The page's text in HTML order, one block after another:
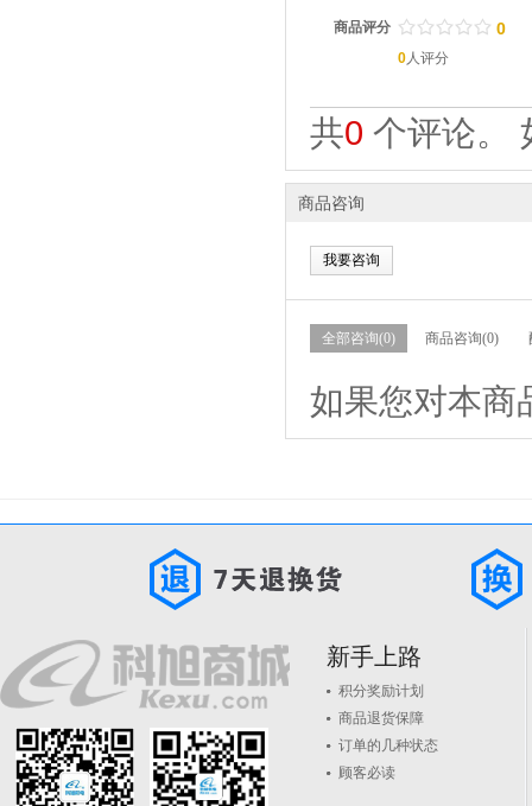
商品评分 / / / / /
. . . . . 0
0人评分
共0 个评论。
商品咨询
我要咨询
全部咨询(0) 商品咨询(0)
如果您对本商
新手上路
积分奖励计划
商品退货保障
订单的几种状态
顾客必读